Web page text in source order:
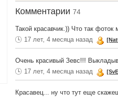
Комментарии74
Такой красавчик.)) Что так фоток
17 лет, 4 месяца назад
Очень красивый Зевс!!!
17 лет, 4 месяца назад
Красавец... ну что тут еще